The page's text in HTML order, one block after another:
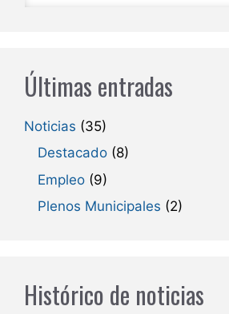
Últimas entradas
Noticias (35)
Destacado (8)
Empleo (9)
Plenos Municipales (2)
Histórico de noticias